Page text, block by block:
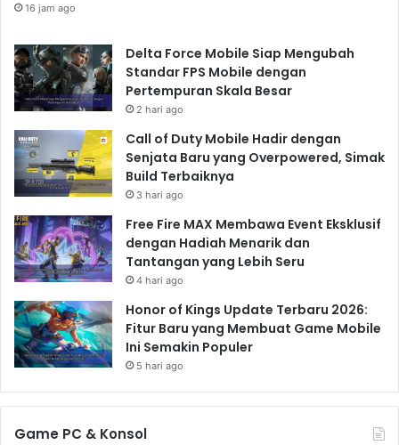
16 jam ago
Delta Force Mobile Siap Mengubah
Standar FPS Mobile dengan
Pertempuran Skala Besar
2 hari ago
Call of Duty Mobile Hadir dengan
Senjata Baru yang Overpowered, Simak
Build Terbaiknya
3 hari ago
Free Fire MAX Membawa Event Eksklusif
dengan Hadiah Menarik dan
Tantangan yang Lebih Seru
4 hari ago
Honor of Kings Update Terbaru 2026:
Fitur Baru yang Membuat Game Mobile
Ini Semakin Populer
5 hari ago
Game PC & Konsol